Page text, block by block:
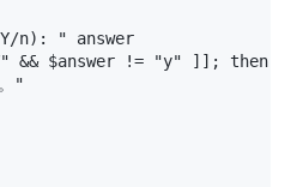
n): " answer
&& $answer != "y" ]]; then
"